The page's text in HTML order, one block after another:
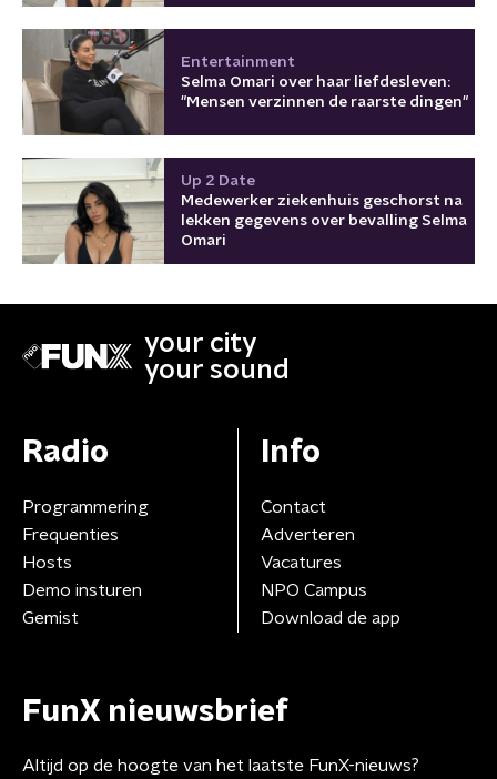
Entertainment
Selma Omari over haar liefdesleven:
"Mensen verzinnen de raarste dingen"
Up 2 Date
Medewerker ziekenhuis geschorst na
lekken gegevens over bevalling Selma
Omari
your city
your sound
Radio
Programmering
Frequenties
Hosts
Demo insturen
Gemist
Info
Contact
Adverteren
Vacatures
NPO Campus
Download de app
FunX nieuwsbrief
Altijd op de hoogte van het laatste FunX-nieuws?